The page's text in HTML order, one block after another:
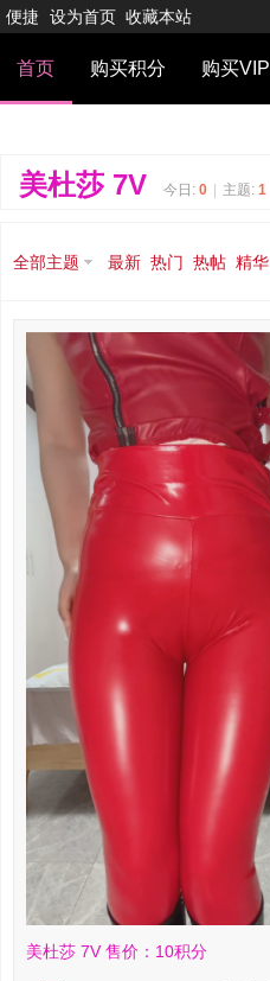
便捷 设为首页 收藏本站
首页 购买积分 购买VIP
美杜莎 7V 今日: 0 主题: 1
全部主题 最新 热门 热帖 精华
美杜莎 7V 售价：10积分